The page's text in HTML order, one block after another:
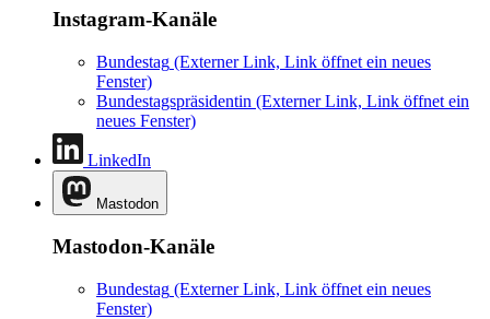
Instagram-Kanäle
Bundestag (Externer Link, Link öffnet ein neues
Fenster)
Bundestagspräsidentin (Externer Link, Link öffnet ein
neues Fenster)
LinkedIn
Mastodon
Mastodon-Kanäle
Bundestag (Externer Link, Link öffnet ein neues
Fenster)